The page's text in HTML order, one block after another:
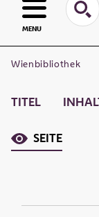
MENU
Wienbibliothek
TITEL
SEITE